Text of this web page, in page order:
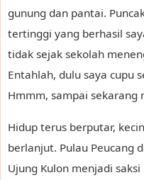
gunung dan pantai.
tertinggi yang berhasil
tidak sejak sekolah
Entahlah, dulu saya cupu
Hmmm, sampai sekarang
Hidup terus berputar,
berlanjut. Pulau Peucang
Ujung Kulon menjadi